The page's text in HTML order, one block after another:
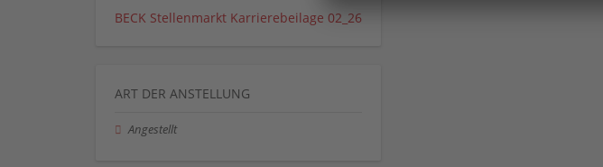
BECK Stellenmarkt Karrierebeilage 02_26
ART DER ANSTELLUNG
Angestellt